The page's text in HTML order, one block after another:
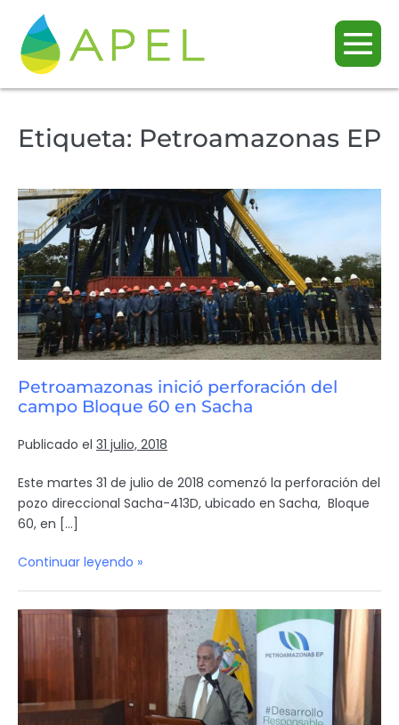
Etiqueta: Petroamazonas EP
Petroamazonas inició perforación del
campo Bloque 60 en Sacha
Publicado el 31 julio, 2018
Este martes 31 de julio de 2018 comenzó la perforación del
pozo direccional Sacha-413D, ubicado en Sacha, Bloque
60, en […]
Continuar leyendo »